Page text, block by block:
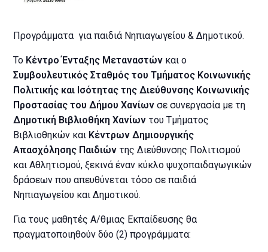
Προγράμματα για παιδιά Νηπιαγωγείου & Δημοτικού.
Το Κέντρο Ένταξης Μεταναστών και ο
Συμβουλευτικός Σταθμός του Τμήματος Κοινωνικής
Πολιτικής και Ισότητας της Διεύθυνσης Κοινωνικής
Προστασίας του Δήμου Χανίων σε συνεργασία με τη
Δημοτική Βιβλιοθήκη Χανίων του Τμήματος
Βιβλιοθηκών και Κέντρων Δημιουργικής
Απασχόλησης Παιδιών της Διεύθυνσης Πολιτισμού
και Αθλητισμού, ξεκινά έναν κύκλο ψυχοπαιδαγωγικών
δράσεων που απευθύνεται τόσο σε παιδιά
Νηπιαγωγείου και Δημοτικού.
Για τους μαθητές Α/θμιας Εκπαίδευσης θα
πραγματοποιηθούν δύο (2) προγράμματα: